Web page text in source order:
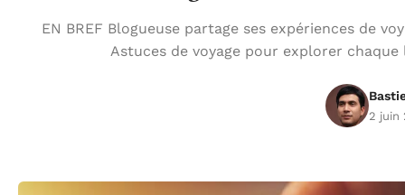
EN BREF Blogueuse partage ses expériences de
Astuces de voyage pour explorer
2 juin